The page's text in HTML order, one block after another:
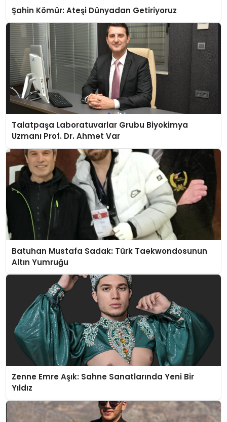
Şahin Kömür: Ateşi Dünyadan Getiriyoruz
Talatpaşa Laboratuvarlar Grubu Biyokimya
Uzmanı Prof. Dr. Ahmet Var
Batuhan Mustafa Sadak: Türk Taekwondosunun
Altın Yumruğu
Zenne Emre Aşık: Sahne Sanatlarında Yeni Bir
Yıldız